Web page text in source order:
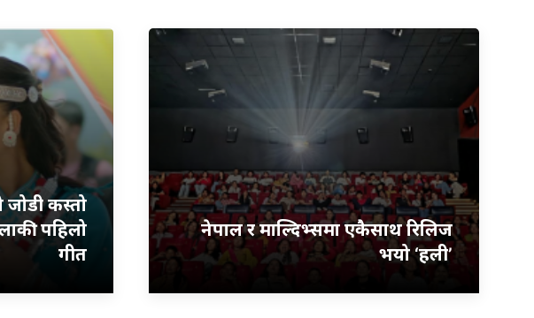
जोडी कस्तो
पहिलो
गीत
नेपाल र माल्दिभ्समा एकैसाथ रिलिज
भयो ‘हली’